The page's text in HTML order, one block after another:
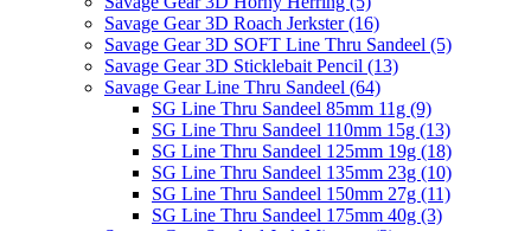
Savage Gear 3D Roach Jerkster (16)
Savage Gear 3D SOFT Line Thru Sandeel (5)
Savage Gear 3D Sticklebait Pencil (13)
Savage Gear Line Thru Sandeel (64)
SG Line Thru Sandeel 85mm 11g (9)
SG Line Thru Sandeel 110mm 15g (13)
SG Line Thru Sandeel 125mm 19g (18)
SG Line Thru Sandeel 135mm 23g (10)
SG Line Thru Sandeel 150mm 27g (11)
SG Line Thru Sandeel 175mm 40g (3)